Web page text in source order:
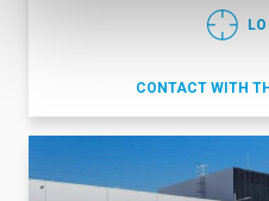
CONTACT WITH